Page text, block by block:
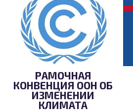
РАМОЧНАЯ
КОНВЕНЦИЯ ООН ОБ
ИЗМЕНЕНИИ
КЛИМАТА